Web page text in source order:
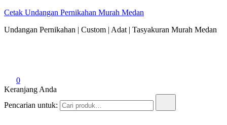
Cetak Undangan Pernikahan Murah Medan
Undangan Pernikahan | Custom | Adat | Tasyakuran Murah Medan
0
Keranjang Anda
Pencarian untuk: